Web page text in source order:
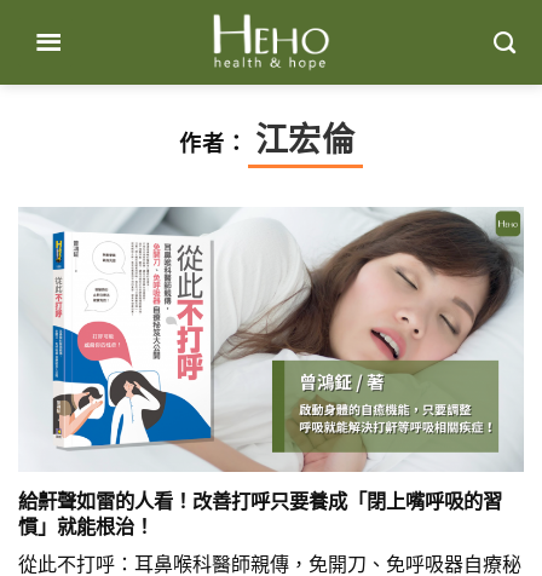
content
作者： 江宏倫
給鼾聲如雷的人看！改善打呼只要養成「閉上嘴呼吸的習
慣」就能根治！
從此不打呼：耳鼻喉科醫師親傳，免開刀、免呼吸器自療秘